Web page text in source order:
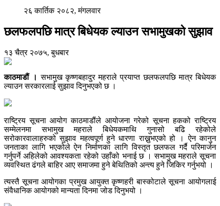
२६ कार्तिक २०८२, मंगलवार
छलफलपछि मात्र बिधेयक ल्याउन सभामुखको सुझाव
१३ चैत्र २०७५, बुधबार
काठमाडौं । सभामुख कृष्णबहादुर महराले प्रयाप्त छलफलपछि मात्र बिधेयक
ल्याउन सरकारलाई सुझाव दिनुभएको छ ।
राष्ट्रिय सूचना आयोग काठमाडौंले आयोजना गरेको सूचना हकको राष्ट्रिय
सम्मेलनमा सभामुख महराले बिधेयकमाथि गुनासो बढि रहेकोले
सरोकारवालाहरुको सुझाव महत्वपूर्ण हुने धारणा राख्नुभएको हो । ऐन कानुन
जनताका लागि भएकोले ऐन निर्माणका लागि विस्तृत छलफल गर्दै परिमार्जन
गर्नुपर्ने अहिलेको आवश्यकता रहेको उहाँको भनाई छ । सभामुख महराले सूचना
व्यवस्थित ढंगले बाहिर आए समाजमा हुने बेथितिको अन्त्य हुने जिकिर गर्नुभयो ।
त्यस्तै सूचना आयोगका प्रमुख आयुक्त कृष्णहरी बास्कोटाले सूचना आयोगलाई
संवैधानिक आयोगको मान्यता दिनमा जोड दिनुभयो ।